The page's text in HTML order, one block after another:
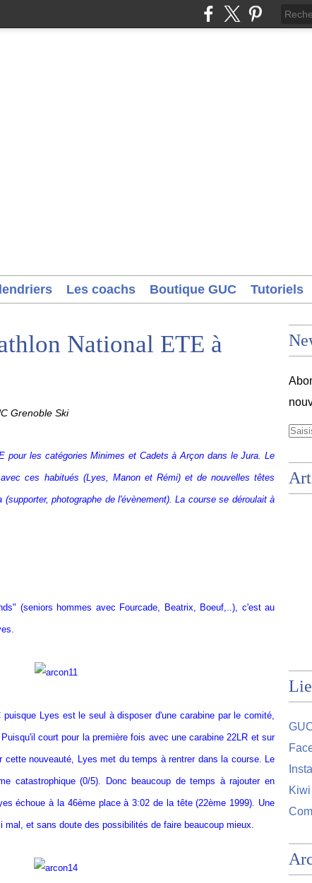
Les coachs Boutique GUC Tutoriels
National ETE à
Grenoble Ski
pour les catégories Minimes et Cadets à Arçon dans le Jura. Le
ces habitués (Lyes, Manon et Rémi) et de nouvelles têtes
photographe de l'évènement). La course se déroulait à
(seniors hommes avec Fourcade, Beatrix, Boeuf,..), c'est au
Lyes est le seul à disposer d'une carabine par le comité,
court pour la première fois avec une carabine 22LR et sur
nouveauté, Lyes met du temps à rentrer dans la course. Le
catastrophique (0/5). Donc beaucoup de temps à rajouter en
échoue à la 46ème place à 3:02 de la tête (22ème 1999). Une
et sans doute des possibilités de faire beaucoup mieux.